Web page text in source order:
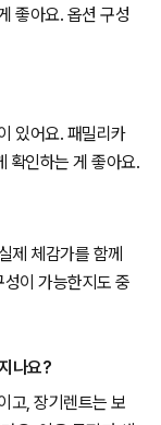
좋아요. 옵션 구성
있어요. 패밀리카
확인하는 게 좋아요.
제 체감가를 함께
이 가능한지도 중
나요?
고, 장기렌트는 보